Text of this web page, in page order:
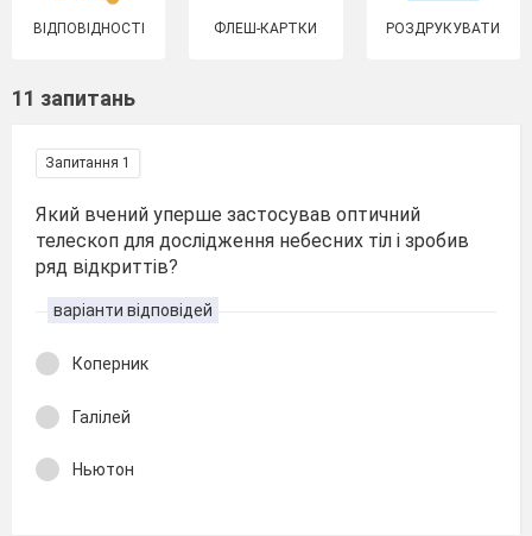
ВІДПОВІДНОСТІ ФЛЕШ-КАРТКИ РОЗДРУКУВАТИ
11 запитань
Запитання 1
Який вчений уперше застосував оптичний
телескоп для дослідження небесних тіл і зробив
ряд відкриттів?
варіанти відповідей
Коперник
Галілей
Ньютон